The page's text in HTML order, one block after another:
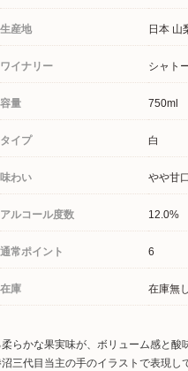
生産地 日本 山
ワイナリー シャト
容量 750ml
タイプ 白
味わい やや甘口
アルコール度数 12.0%
通常ポイント 6
在庫 在庫無し
らかな果実味が、ボリューム感と酸
三代目当主の手のイラストで表現し